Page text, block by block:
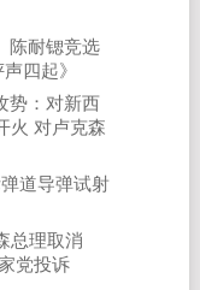
陈耐锶竞选
四起》
势：对新西
火 对卢克森
道导弹试射
总理取消
党投诉